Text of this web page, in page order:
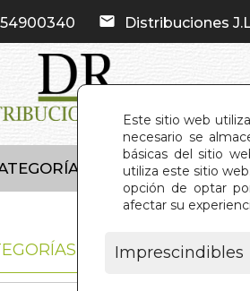
Este sitio web
necesario se
básicas del sitio
utiliza este sitio
opción de optar
afectar su
Imprescindibles
Distribuciones